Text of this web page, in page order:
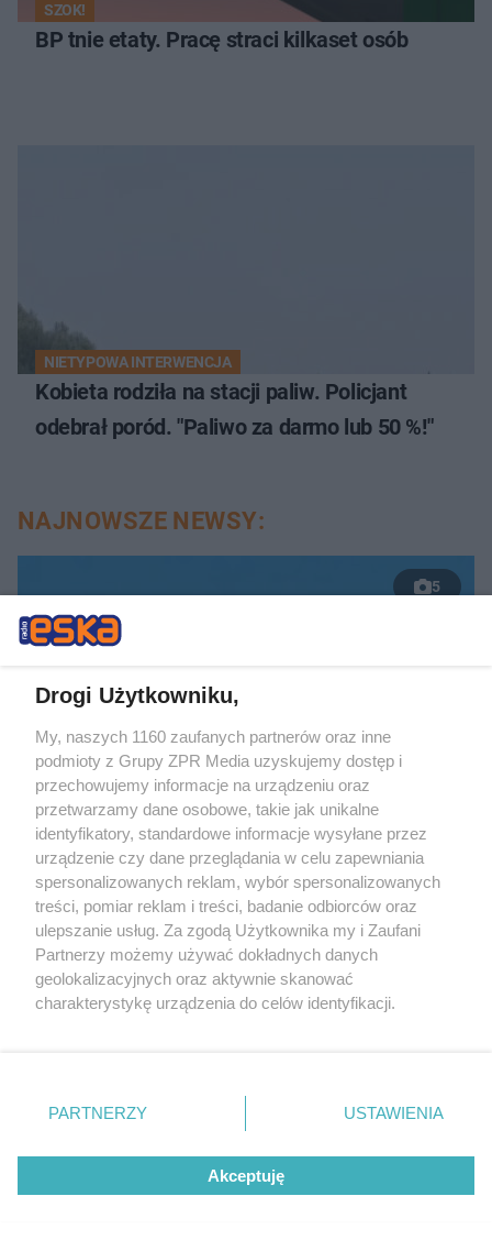
SZOK!
BP tnie etaty. Pracę straci kilkaset osób
NIETYPOWA INTERWENCJA
Kobieta rodziła na stacji paliw. Policjant
odebrał poród. "Paliwo za darmo lub 50 %!"
NAJNOWSZE NEWSY:
5
TEST OSOBOWOŚCI
Psychotest. Wybierz jeden
kwiat i sprawdź, jaki masz typ
osobowości
Drogi Użytkowniku,
My, naszych 1160 zaufanych partnerów oraz inne
podmioty z Grupy ZPR Media uzyskujemy dostęp i
przechowujemy informacje na urządzeniu oraz
przetwarzamy dane osobowe, takie jak unikalne
identyfikatory, standardowe informacje wysyłane przez
urządzenie czy dane przeglądania w celu zapewniania
spersonalizowanych reklam, wybór spersonalizowanych
treści, pomiar reklam i treści, badanie odbiorców oraz
ulepszanie usług. Za zgodą Użytkownika my i Zaufani
Partnerzy możemy używać dokładnych danych
geolokalizacyjnych oraz aktywnie skanować
charakterystykę urządzenia do celów identyfikacji.
zmienić/wycofać klikając przycisk ustawień prywatności
znajdujący się w lewym dolnym rogu strony
rodzaje przetwarzania danych nie wymagają zgody
użytkownika, ale masz prawo sprzeciwić się takiemu
przetwarzaniu. Preferencje będą miały zastosowanie tylko
PARTNERZY USTAWIENIA
Akceptuję